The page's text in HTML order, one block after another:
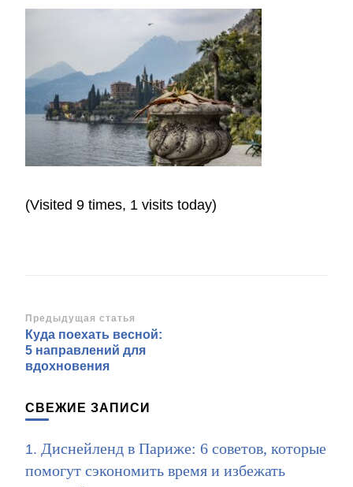
IMG_9045
(Visited 9 times, 1 visits today)
Навигация
по
записям
Предыдущая статья
Куда поехать весной:
5 направлений для
вдохновения
СВЕЖИЕ ЗАПИСИ
Диснейленд в Париже: 6 советов, которые
помогут сэкономить время и избежать